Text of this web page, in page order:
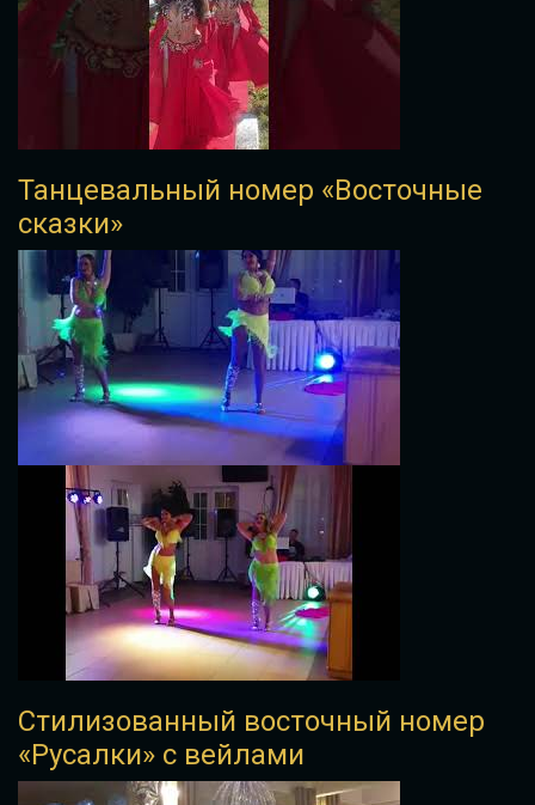
Танцевальный номер «Восточные
сказки»
Стилизованный восточный номер
«Русалки» с вейлами